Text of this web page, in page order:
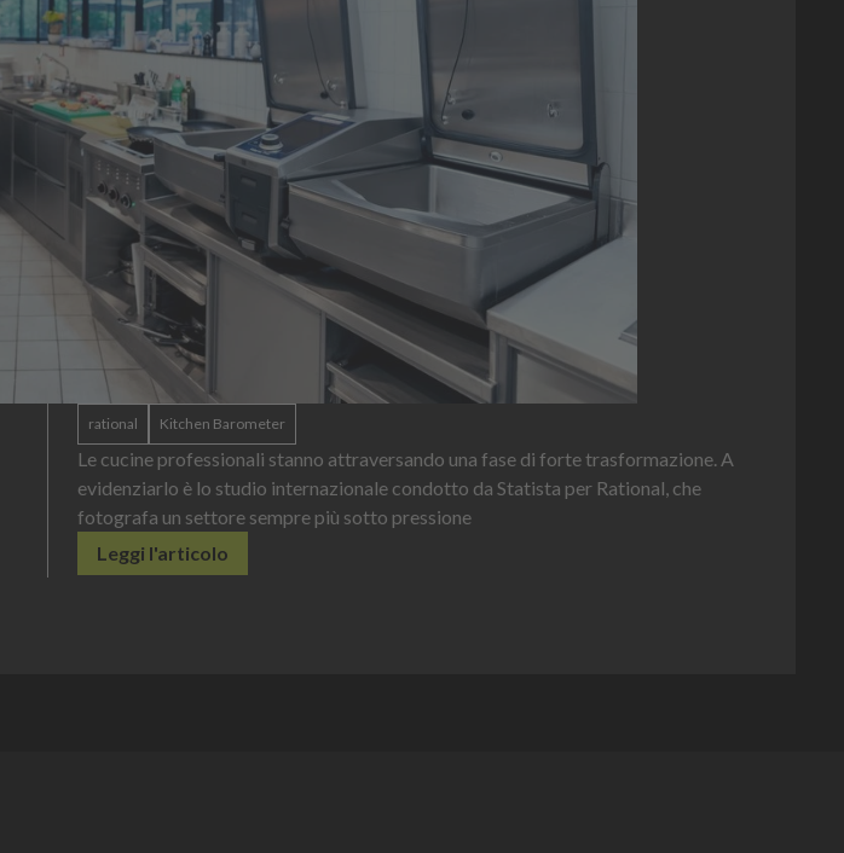
rational Kitchen Barometer
Le cucine professionali stanno attraversando una fase di forte trasformazione. A
evidenziarlo è lo studio internazionale condotto da Statista per Rational, che
fotografa un settore sempre più sotto pressione
Leggi l'articolo